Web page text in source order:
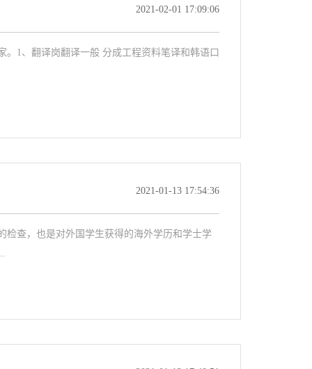
2021-02-01 17:09:06
1、翻译岗翻译一般 分成工程资料笔译和韩语口
2021-01-13 17:54:36
检查，也是对外国学生获得的海外学历和学士学